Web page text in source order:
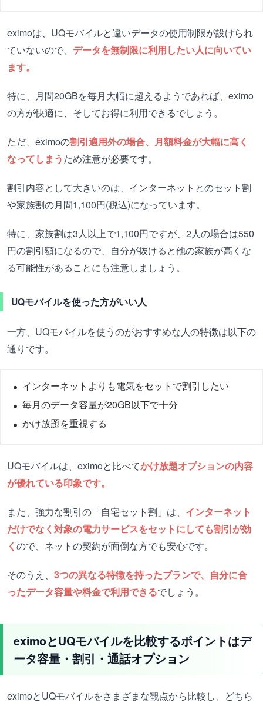
eximoは、UQモバイルと違いデータの使用制限が設けられ
ていないので、 データを無制限に利用したい人に向いてい
ます。
特に、月間20GBを毎月大幅に超えるようであれば、eximo
の方が快適に、そしてお得に利用できるでしょう。
ただ、eximoの割引適用外の場合、月額料金が大幅に高く
なってしまうため注意が必要です。
割引内容として大きいのは、インターネットとのセット割
や家族割の月間1,100円(税込)になっています。
特に、家族割は3人以上で1,100円ですが、2人の場合は550
円の割引額になるので、自分が抜けると他の家族が高くな
る可能性があることにも注意しましょう。
UQモバイルを使った方がいい人
一方、UQモバイルを使うのがおすすめな人の特徴は以下の
通りです。
インターネットよりも電気をセットで割引したい
毎月のデータ容量が20GB以下で十分
かけ放題を重視する
UQモバイルは、eximoと比べてかけ放題オプションの内容
が優れている印象です。
また、強力な割引の「自宅セット割」は、 インターネット
だけでなく対象の電力サービスをセットにしても割引が効
く ので、ネットの契約が面倒な方でも安心です。
そのうえ、 3つの異なる特徴を持ったプランで、自分に合
ったデータ容量や料金で利用できるでしょう。
eximoとUQモバイルを比較するポイントはデ
ータ容量・割引・通話オプション
eximoとUQモバイルをさまざまな観点から比較し、どちら